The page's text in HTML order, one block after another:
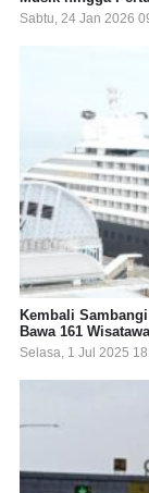
Sabtu, 24 Jan 2026
Kembali
Bawa 161
Selasa, 1 Jul 2025